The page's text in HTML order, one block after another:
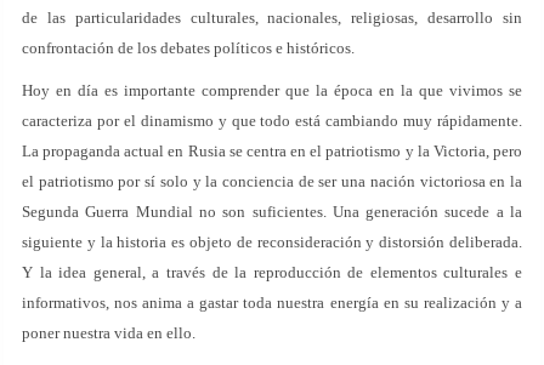
de las particularidades culturales, nacionales, religiosas, desarrollo sin
confrontación de los debates políticos e históricos.
Hoy en día es importante comprender que la época en la que vivimos se
caracteriza por el dinamismo y que todo está cambiando muy rápidamente.
La propaganda actual en Rusia se centra en el patriotismo y la Victoria, pero
el patriotismo por sí solo y la conciencia de ser una nación victoriosa en la
Segunda Guerra Mundial no son suficientes. Una generación sucede a la
siguiente y la historia es objeto de reconsideración y distorsión deliberada.
Y la idea general, a través de la reproducción de elementos culturales e
informativos, nos anima a gastar toda nuestra energía en su realización y a
poner nuestra vida en ello.